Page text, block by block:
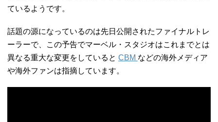
ているようです。
話題の源になっているのは先日公開されたファイナルトレ
ーラーで、この予告でマーベル・スタジオはこれまでとは
異なる重大な変更をしていると CBM などの海外メディア
や海外ファンは指摘しています。